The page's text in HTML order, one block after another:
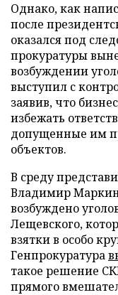
Однако, как
после
оказался под
прокуратуры
возбуждении
выступил с
заявив, что
избежать
допущенные им
объектов.
В среду
Владимир
возбуждено
Лещевского,
взятки в особо
Генпрокуратура
такое решение
прямого